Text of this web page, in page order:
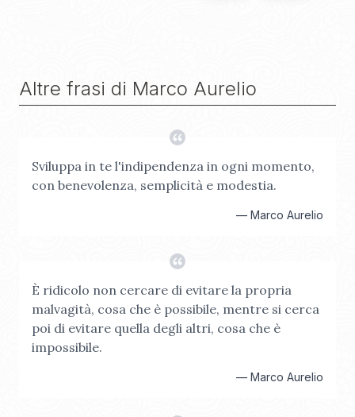
Altre frasi di Marco Aurelio
Sviluppa in te l'indipendenza in ogni momento,
con benevolenza, semplicità e modestia.
— Marco Aurelio
È ridicolo non cercare di evitare la propria
malvagità, cosa che è possibile, mentre si cerca
poi di evitare quella degli altri, cosa che è
impossibile.
— Marco Aurelio